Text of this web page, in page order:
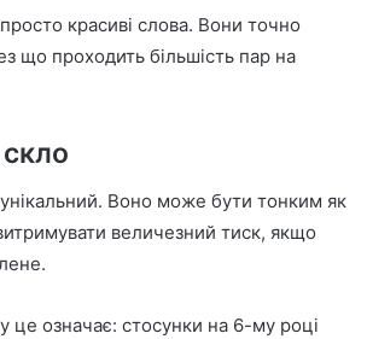
красиві слова. Вони точно
що проходить більшість пар на
Воно може бути тонким як
величезний тиск, якщо
це означає: стосунки на 6-му році